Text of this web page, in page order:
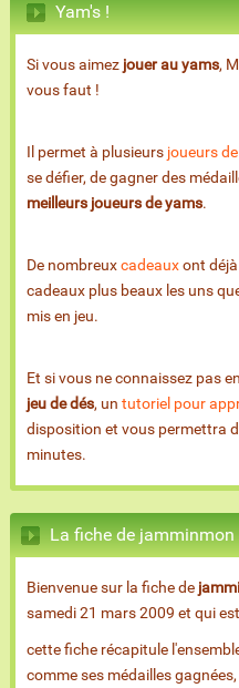
Yam's !
Si vous aimez jouer au yams,
vous faut !
Il permet à plusieurs joueurs
se défier, de gagner des
meilleurs joueurs de yams.
De nombreuxcadeauxont
cadeaux plus beaux les uns
mis en jeu.
Et si vous ne connaissez pas
jeu de dés, un tutoriel pour
disposition et vous permettra
minutes.
La fiche de jamminmon
Bienvenue sur la fiche de
samedi 21 mars 2009 et qui
cette fiche récapitule
comme ses médailles